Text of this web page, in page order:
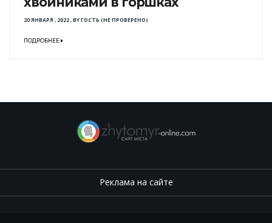
20 ЯНВАРЯ , 2022,BYГОСТЬ (НЕ ПРОВЕРЕНО)
ПОДРОБНЕЕ
Реклама на сайте